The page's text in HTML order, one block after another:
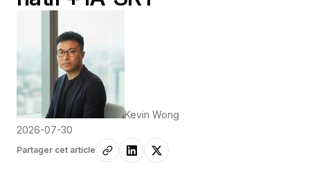
Kevin Wong
2026-07-30
Partager cet article